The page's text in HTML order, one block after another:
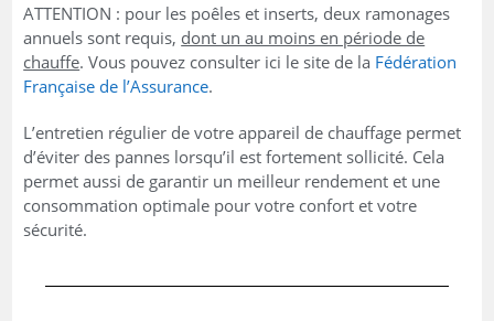
ATTENTION : pour les poêles et inserts, deux ramonages
annuels sont requis, dont un au moins en période de
chauffe. Vous pouvez consulter ici le site de la Fédération
Française de l’Assurance.
L’entretien régulier de votre appareil de chauffage permet
d’éviter des pannes lorsqu’il est fortement sollicité. Cela
permet aussi de garantir un meilleur rendement et une
consommation optimale pour votre confort et votre
sécurité.